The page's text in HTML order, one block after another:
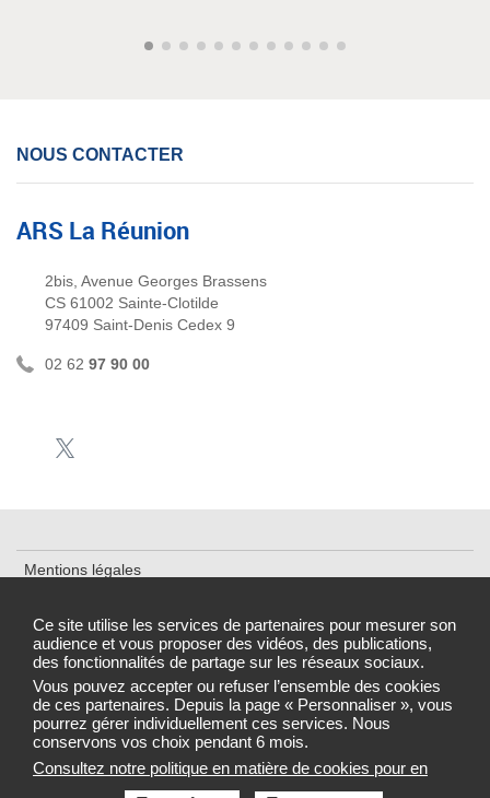
Ce site utilise les services de partenaires pour mesurer son
audience et vous proposer des vidéos, des publications,
des fonctionnalités de partage sur les réseaux sociaux.
Vous pouvez accepter ou refuser l’ensemble des cookies
de ces partenaires. Depuis la page « Personnaliser », vous
pourrez gérer individuellement ces services. Nous
conservons vos choix pendant 6 mois.
Consultez notre politique en matière de cookies pour en
NOUS CONTACTER
ARS La Réunion
2bis, Avenue Georges Brassens
CS 61002 Sainte-Clotilde
97409 Saint-Denis Cedex 9
02 62 97 90 00
Mentions légales
Accessibilité : partiellement conforme
Gestion des cookies